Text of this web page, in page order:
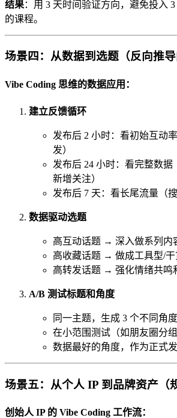
结果：用 3 天时间验证方向，避免投入
的课程。
场景四：从数据到选题（反向推导
Vibe Coding 思维的数据应用：
建立反馈循环
发布后 2 小时：看初始互动
发）
发布后 24 小时：看完整数据
新增关注）
发布后 7 天：看长尾流量（
数据驱动选题
高互动话题 → 深入做系列内
高收藏话题 → 做成工具型/干
高转发话题 → 强化情绪共鸣
A/B 测试标题和角度
同一主题，生成 3 个不同角
在小范围测试（如朋友圈分
数据最好的角度，作为正式
场景五：从个人 IP 到品牌资产（
创始人 IP 的 Vibe Coding 工作流：